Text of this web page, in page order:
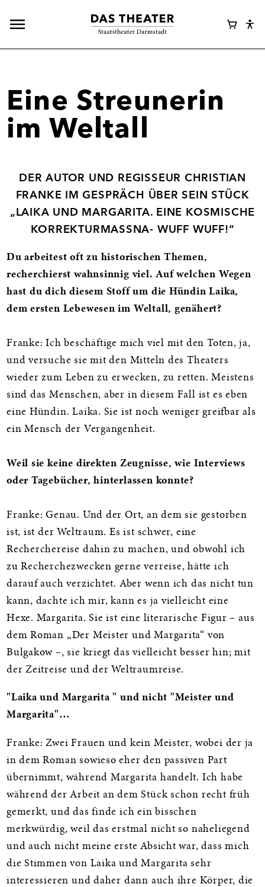
Hauptnavigation
Webshop
Eine Streunerin
im Weltall
DER AUTOR UND REGISSEUR CHRISTIAN
FRANKE IM GESPRÄCH ÜBER SEIN STÜCK
„LAIKA UND MARGARITA. EINE KOSMISCHE
KORREKTURMASSNA- WUFF WUFF!“
Du arbeitest oft zu historischen Themen,
recherchierst wahnsinnig viel. Auf welchen Wegen
hast du dich diesem Stoff um die Hündin Laika,
dem ersten Lebewesen im Weltall, genähert?
Franke: Ich beschäftige mich viel mit den Toten, ja,
und versuche sie mit den Mitteln des Theaters
wieder zum Leben zu erwecken, zu retten. Meistens
sind das Menschen, aber in diesem Fall ist es eben
eine Hündin. Laika. Sie ist noch weniger greifbar als
ein Mensch der Vergangenheit.
Weil sie keine direkten Zeugnisse, wie Interviews
oder Tagebücher, hinterlassen konnte?
Franke: Genau. Und der Ort, an dem sie gestorben
ist, ist der Weltraum. Es ist schwer, eine
Recherchereise dahin zu machen, und obwohl ich
zu Recherchezwecken gerne verreise, hätte ich
darauf auch verzichtet. Aber wenn ich das nicht tun
kann, dachte ich mir, kann es ja vielleicht eine
Hexe. Margarita. Sie ist eine literarische Figur – aus
dem Roman „Der Meister und Margarita“ von
Bulgakow –, sie kriegt das vielleicht besser hin; mit
der Zeitreise und der Weltraumreise.
"Laika und Margarita " und nicht "Meister und
Margarita"…
Franke: Zwei Frauen und kein Meister, wobei der ja
in dem Roman sowieso eher den passiven Part
übernimmt, während Margarita handelt. Ich habe
während der Arbeit an dem Stück schon recht früh
gemerkt, und das finde ich ein bisschen
merkwürdig, weil das erstmal nicht so naheliegend
und auch nicht meine erste Absicht war, dass mich
die Stimmen von Laika und Margarita sehr
interessieren und daher dann auch ihre Körper, die